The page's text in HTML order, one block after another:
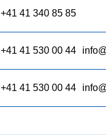
+41 41 340 85 85
+41 41 530 00 44
+41 41 530 00 44